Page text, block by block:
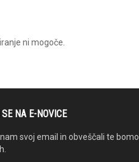
ni mogoče.
SE NA E-NOVICE
svoj email in obveščali te